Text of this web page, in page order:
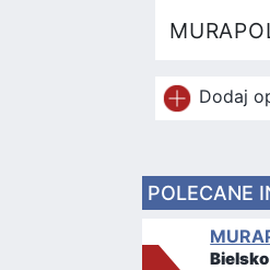
Dodaj
POLECANE